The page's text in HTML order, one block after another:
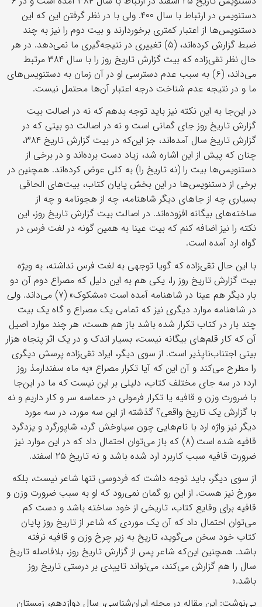
دستنویس در ارتباط با سال ۴۰۰. ولی با در نظر گرفتن این که این
دستنویس‌ها از اعتبار کمتری برخوردارند و بیت دوم را نیز به چند
ضبط گزارش کرده‌اند، (۵) تغییری در نتیجه‌گیری ما نمی‌دهد. در هر
حال نظر تقی‌زاده که بیت گزارش تاریخ روز را با سال ۳۸۴ مرتبط
می‌داند، (۶) به سبب عدم دسترسی او در آن زمان به دستنویس‌های
ما و در نتیجه عدم شناخت درجه اعتبار آن‌ها محتمل نیست.
در این‌جا به این نکته نیز باید توجه بدهم که نه در اصالت بیت
گزارش تاریخ روز جای گمانی‌ است و نه در اصالت دو بیتی که در
گزارش تاریخ سال آمده‌اند، جز این‌که در بیت گزارش تاریخ ۳۸۴،
چنان که پیش از این اشاره شد، زیاد دست برده‌اند و در برخی از
دستنویس‌ها بیت را (نه تاریخ را) به کلی عوض کرده‌اند. همچنین در
برخی از دستنویس‌ها در این بخش پایان کتاب، بیت‌های الحاقی
بسیاری چه از جاهای دیگر شاهنامه، چه از هجونامه و چه از
ساخته‌های بیگانه افزوده‌اند. در اصالت بیت گزارش تاریخ روز، این
نکته را نیز اضافه کنم که بیت عینا به همین گونه در لغت فرس در
گواه ارد آمده است.
با این حال تقی‌زاده که گویا توجهی به لغت فرس نداشته، به ویژه
بیت گزارش تاریخ روز را، یکی هم به این دلیل که مصراع دوم آن دو
بار دیگر هم عینا در شاهنامه آمده است «مشکوک» (۷) می‌داند. ولی
در شاهنامه موارد دیگری نیز که تمامی یک مصراع و گاه یک بیت
چند بار در کتاب تکرار شده باشد باز هم هست، هر چند موارد اصیل
آن که کار قلم‌های بیگانه نیست، بسیار اندک و در یک اثر پنجاه هزار
بیتی اجتناب‌ناپذیر است. از سوی دیگر، ایراد تقی‌زاده پرسش دیگری
را مطرح می‌کند و آن این که آیا تکرار مصراع «به ماه سفندارمذ روز
ارد» در سه جای مختلف کتاب، دلیلی بر این نیست که ما در این‌جا
با ضرورت وزن و قافیه یا تکرار فرمولی در حماسه سر و کار داریم و نه
با گزارش یک تاریخ واقعی؟ گذشته از این سه مورد، در سه مورد
دیگر نیز واژه ارد با نام‌هایی چون سیاوخش گرد، شاپورگرد و یزدگرد
قافیه شده است (۸) که باز می‌توان احتمال داد که در این موارد نیز
ضرورت قافیه سبب کاربرد ارد شده باشد و نه تاریخ ۲۵ اسفند.
از سوی دیگر، باید توجه داشت که فردوسی تنها شاعر نیست، بلکه
مورخ نیز هست. از این رو گمان نمی‌رود که او به سبب ضرورت وزن و
قافیه برای وقایع کتاب، تاریخی از خود ساخته باشد و دست کم
می‌توان احتمال داد که آن یک موردی که شاعر از تاریخ روز پایان
کتاب خود سخن می‌گوید، تاریخ به زیر چرخ وزن و قافیه نرفته
باشد. همچنین این‌که شاعر پس از گزارش تاریخ روز، بلافاصله تاریخ
سال را هم گزارش می‌کند، می‌تواند تاییدی بر درستی تاریخ روز
باشد.»
پی‌نوشت: این مقاله در مجله ایران‌شناسی، سال دوازدهم، زمستان